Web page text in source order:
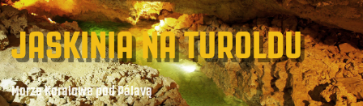
JASKINIA NA TUROLDU
Morze Koralowe pod Pálavą